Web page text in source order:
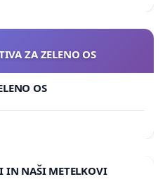
ZA ZELENO OS
OS
IN NAŠI METELKOVI